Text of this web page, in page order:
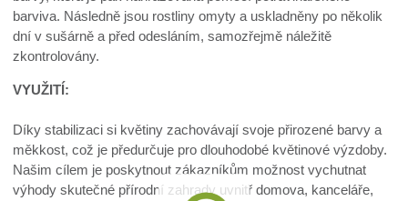
barviva. Následně jsou rostliny omyty a uskladněny po několik
dní v sušárně a před odesláním, samozřejmě náležitě
zkontrolovány.
VYUŽITÍ:
Díky stabilizaci si květiny zachovávají svoje přirozené barvy a
měkkost, což je předurčuje pro dlouhodobé květinové výzdoby.
Našim cílem je poskytnout zákazníkům možnost vychutnat
výhody skutečné přírodní zahrady uvnitř domova, kanceláře,